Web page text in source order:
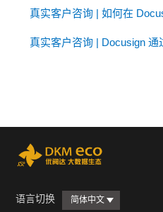
真实客户咨询 | 如何在
真实客户咨询 | Docusign 通
语言切换 简体中文